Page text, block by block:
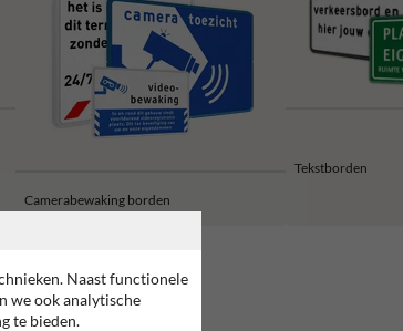
Camerabewaking borden
Tekstborden
Naast functionele
we ook analytische
te bieden.